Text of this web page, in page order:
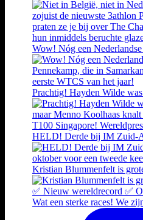
Wow! Nóg een
Prachtig! Hayden Wilde
HELD! Derde bij IM Zuid-
Kristian Blummenfelt is
Wat een sterke races! We